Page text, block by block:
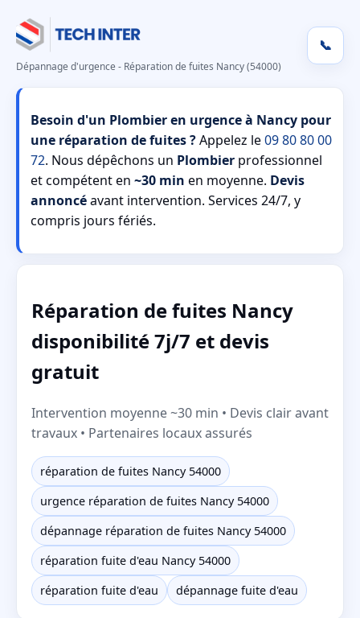
Dépannage d'urgence - Réparation de fuites Nancy (54000)
📞
Besoin d'un Plombier en urgence à Nancy pour
une réparation de fuites ?Appelez le09 80 80 00
72. Nous dépêchons un Plombier professionnel
et compétent en ~30 min en moyenne. Devis
annoncéavant intervention. Services 24/7, y
compris jours fériés.
Réparation de fuites Nancy
disponibilité 7j/7 et devis
gratuit
Intervention moyenne ~30 min • Devis clair avant
travaux • Partenaires locaux assurés
réparation de fuites Nancy 54000
urgence réparation de fuites Nancy 54000
dépannage réparation de fuites Nancy 54000
réparation fuite d'eau Nancy 54000
réparation fuite d'eau
dépannage fuite d'eau